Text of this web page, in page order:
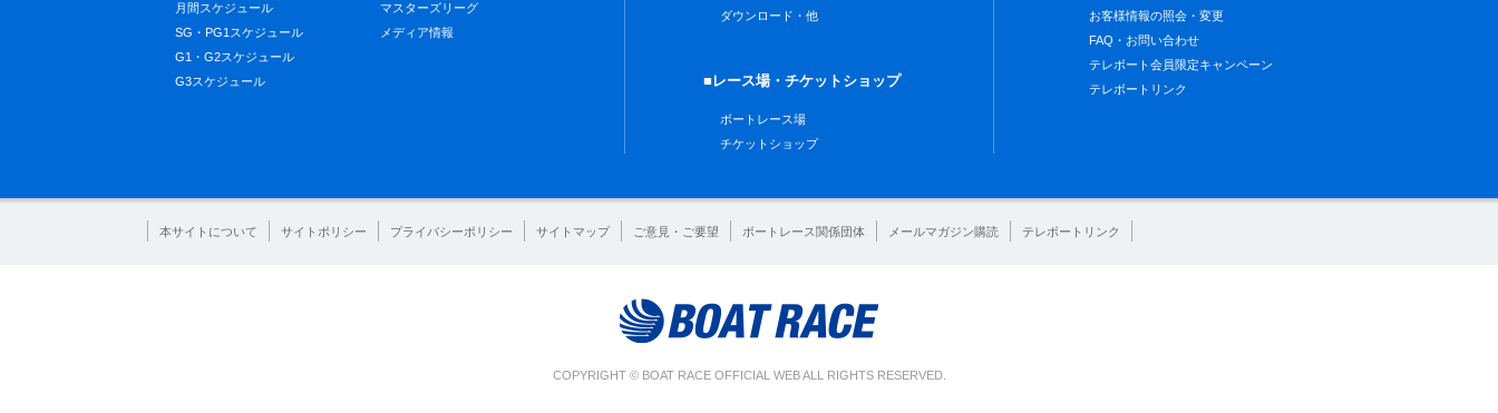
月間スケジュール
SG・PG1スケジュール
G1・G2スケジュール
G3スケジュール
マスターズリーグ
メディア情報
ダウンロード・他
■レース場・チケットショップ
ボートレース場
チケットショップ
お客様情報の照会・変更
FAQ・お問い合わせ
テレボート会員限定キャンペーン
テレボートリンク
本サイトについて サイトポリシー プライバシーポリシー サイトマップ ご意見・ご要望 ボートレース関係団体 メールマガジン購読 テレボートリンク
COPYRIGHT © BOAT RACE OFFICIAL WEB ALL RIGHTS RESERVED.